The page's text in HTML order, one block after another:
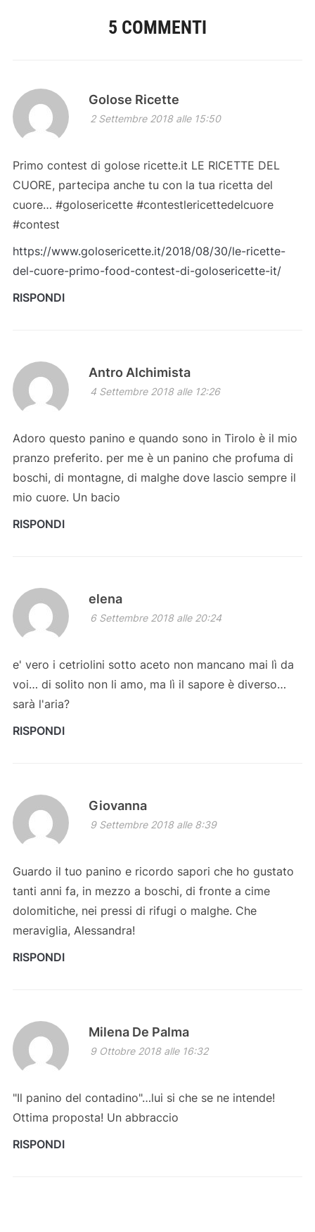
5 COMMENTI
Golose Ricette
2 Settembre 2018 alle 15:50
Primo contest di golose ricette.it LE RICETTE DEL
CUORE, partecipa anche tu con la tua ricetta del
cuore… #golosericette #contestlericettedelcuore
#contest
https://www.golosericette.it/2018/08/30/le-ricette-
del-cuore-primo-food-contest-di-golosericette-it/
RISPONDI
Antro Alchimista
4 Settembre 2018 alle 12:26
Adoro questo panino e quando sono in Tirolo è il mio
pranzo preferito. per me è un panino che profuma di
boschi, di montagne, di malghe dove lascio sempre il
mio cuore. Un bacio
RISPONDI
elena
6 Settembre 2018 alle 20:24
e' vero i cetriolini sotto aceto non mancano mai lì da
voi… di solito non li amo, ma lì il sapore è diverso…
sarà l'aria?
RISPONDI
Giovanna
9 Settembre 2018 alle 8:39
Guardo il tuo panino e ricordo sapori che ho gustato
tanti anni fa, in mezzo a boschi, di fronte a cime
dolomitiche, nei pressi di rifugi o malghe. Che
meraviglia, Alessandra!
RISPONDI
Milena De Palma
9 Ottobre 2018 alle 16:32
"Il panino del contadino"…lui si che se ne intende!
Ottima proposta! Un abbraccio
RISPONDI